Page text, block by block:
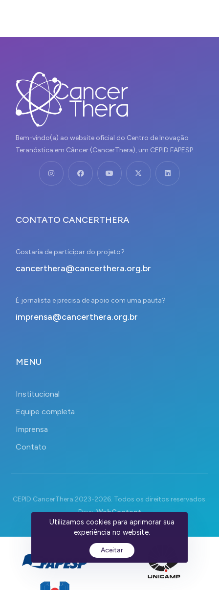
Bem-vindo(a) ao website oficial do Centro de Inovação
Teranóstica em Câncer (CancerThera), um CEPID FAPESP.
CONTATO CANCERTHERA
Gostaria de participar do projeto?
cancerthera@cancerthera.org.br
É jornalista e precisa de apoio com uma pauta?
imprensa@cancerthera.org.br
MENU
Institucional
Equipe completa
Imprensa
Contato
CEPID CancerThera 2023-2026. Todos os direitos reservados.
Devs:WebContent
Utilizamos cookies para aprimorar sua
experiência no website.
Aceitar